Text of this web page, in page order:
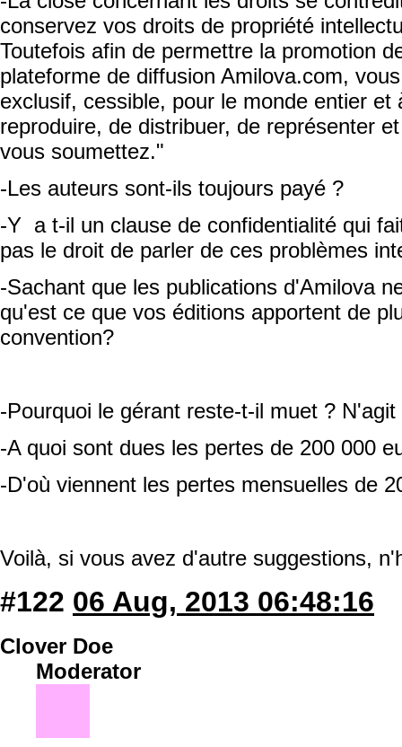
conservez vos droits de propriété
Toutefois afin de permettre la promotion
plateforme de diffusion Amilova.com,
exclusif, cessible, pour le monde entier
reproduire, de distribuer, de représenter
vous soumettez."
-Les auteurs sont-ils toujours payé ?
-Y a t-il un clause de confidentialité qui
pas le droit de parler de ces problèmes
-Sachant que les publications d'Amilova
qu'est ce que vos éditions apportent de
convention?
-Pourquoi le gérant reste-t-il muet ?
-A quoi sont dues les pertes de 200 000
-D'où viennent les pertes mensuelles de
Voilà, si vous avez d'autre suggestions,
#122 06 Aug, 2013 06:48:16
Clover Doe
Moderator